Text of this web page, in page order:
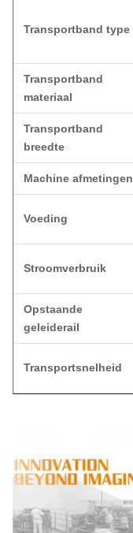
Transportband type
Transportband
materiaal
Transportband
breedte
Machine afmetingen
Voeding
Stroomverbruik
Opstaande
geleiderail
Transportsnelheid